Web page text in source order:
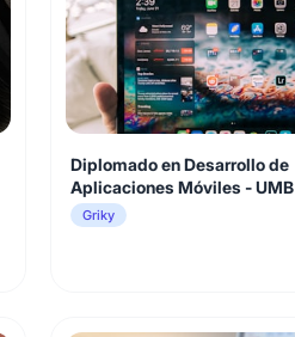
Diplomado en Desarrollo de
Aplicaciones Móviles - UMB
Griky